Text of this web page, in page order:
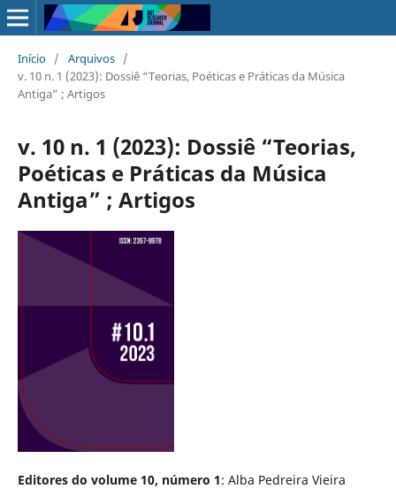
Início / Arquivos /
v. 10 n. 1 (2023): Dossiê “Teorias, Poéticas e Práticas da Música
Antiga” ; Artigos
v. 10 n. 1 (2023): Dossiê “Teorias,
Poéticas e Práticas da Música
Antiga” ; Artigos
Editores do volume 10, número 1: Alba Pedreira Vieira